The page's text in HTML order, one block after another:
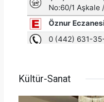
Kültür-Sanat